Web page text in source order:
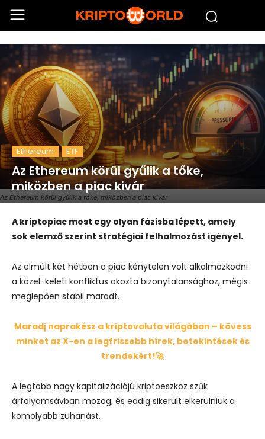
Az Ethereum körül gyűlik a tőke, miközben a piac kivár
Ethereum ETF
Az Ethereum körül gyűlik a tőke,
miközben a piac kivár
A kriptopiac most egy olyan fázisba lépett, amely
sok elemző szerint stratégiai felhalmozást igényel.
Az elmúlt két hétben a piac kénytelen volt alkalmazkodni
a közel-keleti konfliktus okozta bizonytalansághoz, mégis
meglepően stabil maradt.
Maradj naprakész a kriptovaluta világában – kövess
minket az X-en a legfrissebb hírek, betekintések és
trendekért!🚀
A legtöbb nagy kapitalizációjú kriptoeszköz szűk
árfolyamsávban mozog, és eddig sikerült elkerülniük a
komolyabb zuhanást.